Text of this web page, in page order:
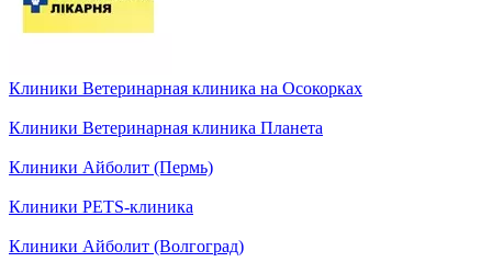
Клиники Ветеринарная клиника на Осокорках
Клиники Ветеринарная клиника Планета
Клиники Айболит (Пермь)
Клиники PETS-клиника
Клиники Айболит (Волгоград)